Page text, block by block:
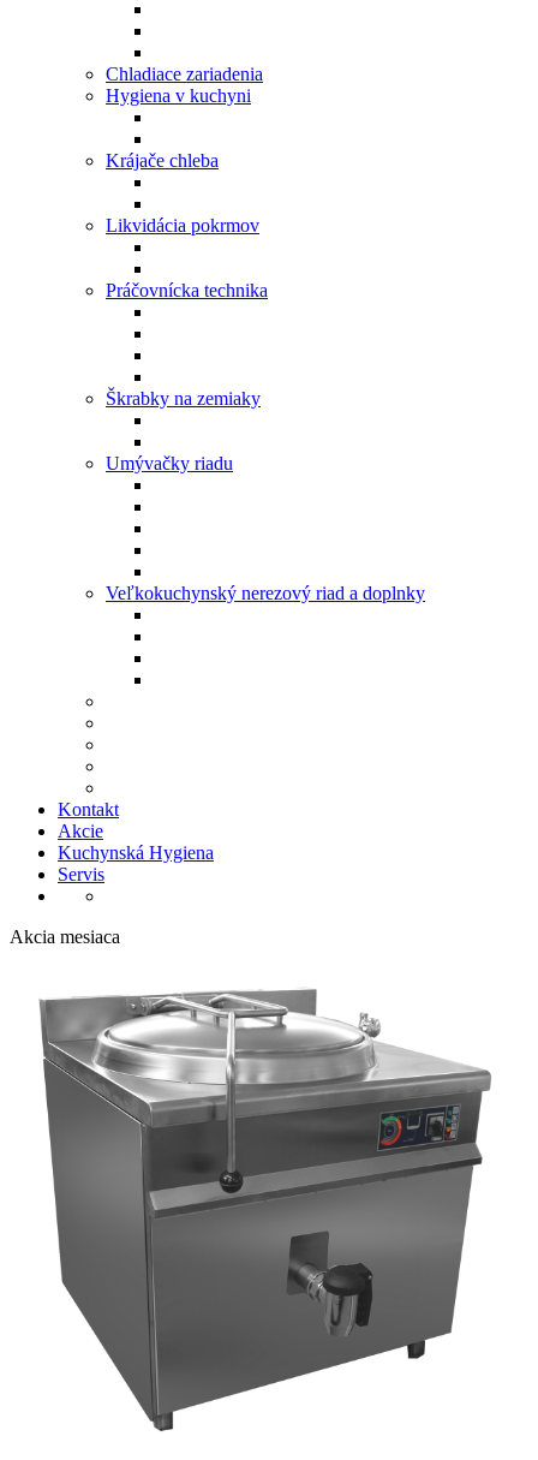
Chladiace zariadenia
Hygiena v kuchyni
Krájače chleba
Likvidácia pokrmov
Práčovnícka technika
Škrabky na zemiaky
Umývačky riadu
Veľkokuchynský nerezový riad a doplnky
Kontakt
Akcie
Kuchynská Hygiena
Servis
Akcia mesiaca